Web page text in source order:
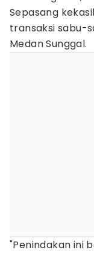
Sepasang
transaksi sabu-
Medan Sunggal.
"Penindakan ini